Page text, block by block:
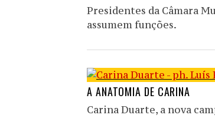
Presidentes da Câmara
assumem funções.
A ANATOMIA DE CARINA
Carina Duarte, a nova